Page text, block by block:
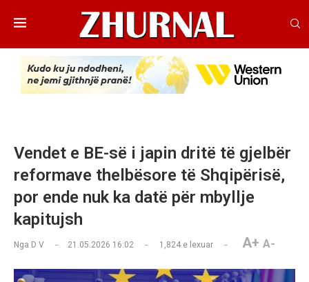
Vendet e BE-së i japin dritë të gjelbër
reformave thelbësore të Shqipërisë,
por ende nuk ka datë për mbyllje
kapitujsh
Nga D V 21.05.2026 16:02 1,824 e lexuar A+ A-